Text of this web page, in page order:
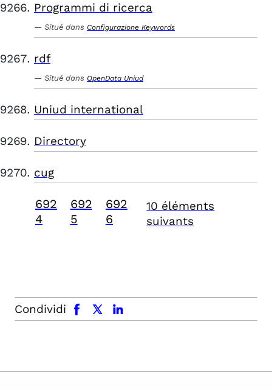
Programmi di ricerca
Situé dans Configurazione Keywords
rdf
Situé dans OpenData Uniud
Uniud international
Directory
cug
692
4
692
5
692
6
10 éléments
suivants
Condividi
facebook x.com linkedin